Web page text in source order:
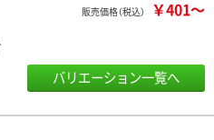
販売価格（税込） ￥401～
バリエーション一覧へ